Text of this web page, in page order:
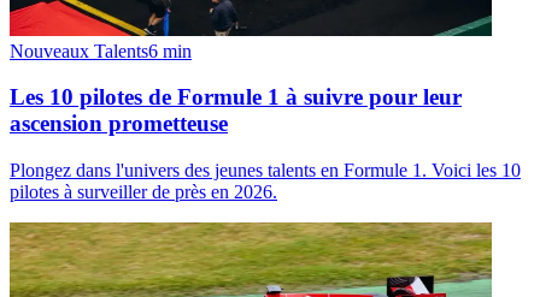
Nouveaux Talents6 min
Les 10 pilotes de Formule 1 à suivre pour leur
ascension prometteuse
Plongez dans l'univers des jeunes talents en Formule 1. Voici les 10
pilotes à surveiller de près en 2026.